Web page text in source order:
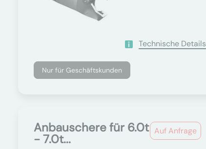
Technische Details
Nur für Geschäftskunden
Auf Anfrage
Anbauschere für 6.0t
- 7.0t...